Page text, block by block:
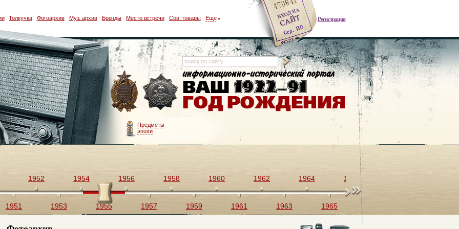
Регистрация
Толкучка Фотоархив Муз. архив Бренды Место встречи Сов. товары Еще
Предметы
эпохи
1951
1952
1953
1954
1955
1956
1957
1958
1959
1960
1961
1962
1963
1964
1965
1966